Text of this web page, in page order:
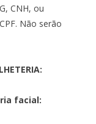
CNH, ou
Não serão
facial: